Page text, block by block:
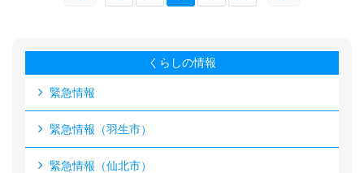
くらしの情報
緊急情報
緊急情報（羽生市）
緊急情報（仙北市）